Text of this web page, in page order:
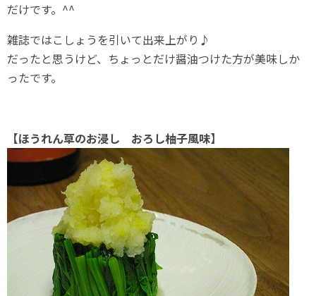
だけです。^^
雑誌ではこしょうを引いて出来上がり♪
だったと思うけど、ちょっとだけ醤油つけた方が美味しか
ったです。
【ほうれん草のお浸し おろし柚子風味】